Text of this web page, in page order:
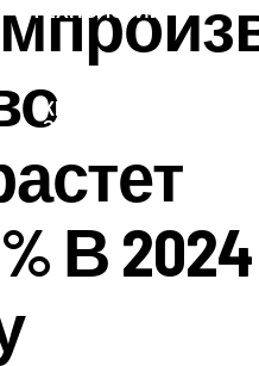
ТЕХНОЛОГИИ
КРАСОТА И
ЗДОРОВЬЕ
В 2024